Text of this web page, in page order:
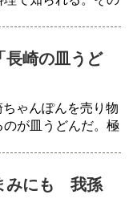
長崎の皿うど
ゃんぽんを売り物
が皿うどんだ。極
みにも 我孫